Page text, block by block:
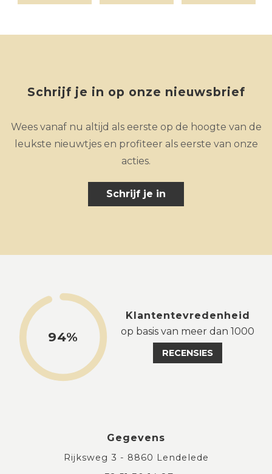
Schrijf je in op onze nieuwsbrief
Wees vanaf nu altijd als eerste op de hoogte van de
leukste nieuwtjes en profiteer als eerste van onze
acties.
Schrijf je in
94%
Klantentevredenheid
op basis van meer dan 1000
RECENSIES
Gegevens
Rijksweg 3 - 8860 Lendelede